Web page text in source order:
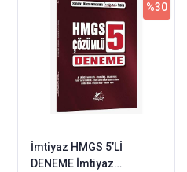
İmtiyaz HMGS 5’Lİ
DENEME İmtiyaz
%30